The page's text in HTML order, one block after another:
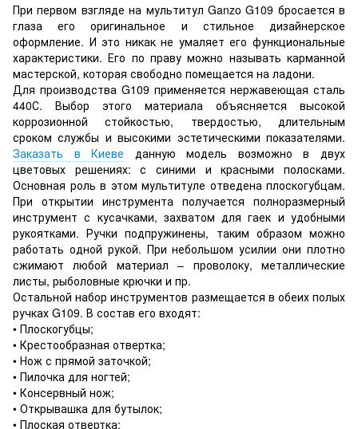
При первом взгляде на мультитул Ganzo G109 бросается в
глаза его оригинальное и стильное дизайнерское
оформление. И это никак не умаляет его функциональные
характеристики. Его по праву можно называть карманной
мастерской, которая свободно помещается на ладони.
Для производства G109 применяется нержавеющая сталь
440С. Выбор этого материала объясняется высокой
коррозионной стойкостью, твердостью, длительным
сроком службы и высокими эстетическими показателями.
Заказать в Киеве данную модель возможно в двух
цветовых решениях: с синими и красными полосками.
Основная роль в этом мультитуле отведена плоскогубцам.
При открытии инструмента получается полноразмерный
инструмент с кусачками, захватом для гаек и удобными
рукоятками. Ручки подпружинены, таким образом можно
работать одной рукой. При небольшом усилии они плотно
сжимают любой материал – проволоку, металлические
листы, рыболовные крючки и пр.
Остальной набор инструментов размещается в обеих полых
ручках G109. В состав его входят:
• Плоскогубцы;
• Крестообразная отвертка;
• Нож с прямой заточкой;
• Пилочка для ногтей;
• Консервный нож;
• Открывашка для бутылок;
• Плоская отвертка;